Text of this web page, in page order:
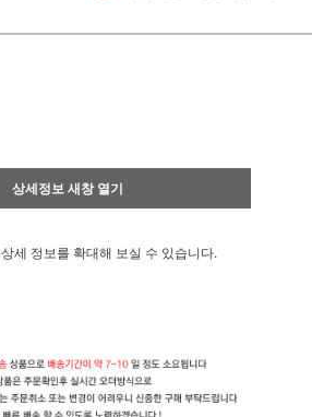
상세정보 새창 열기
상세 정보를 확대해 보실 수 있습니다.